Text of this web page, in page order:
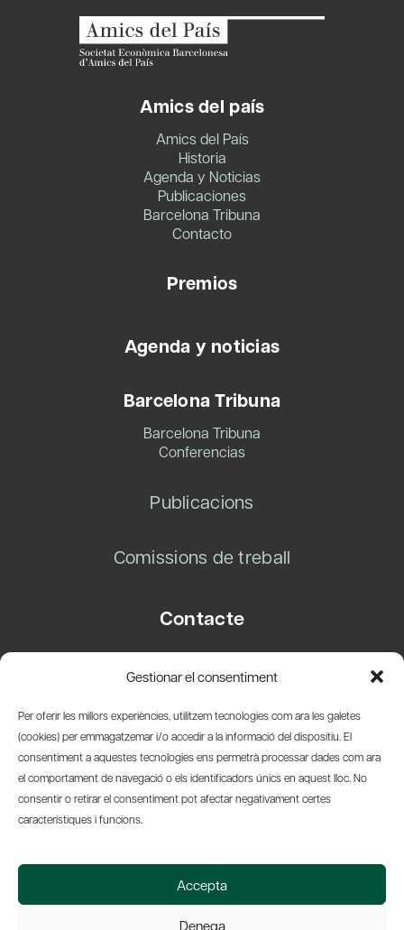
Gestionar el consentiment
Per oferir les millors experiències, utilitzem tecnologies com ara les galetes
(cookies) per emmagatzemar i/o accedir a la informació del dispositiu. El
consentiment a aquestes tecnologies ens permetrà processar dades com ara
el comportament de navegació o els identificadors únics en aquest lloc. No
consentir o retirar el consentiment pot afectar negativament certes
característiques i funcions.
Accepta
Denega
Amics del país
Amics del País
Historia
Agenda y Noticias
Publicaciones
Barcelona Tribuna
Contacto
Premios
Agenda y noticias
Barcelona Tribuna
Barcelona Tribuna
Conferencias
Publicacions
Comissions de treball
Contacte
08003 Barcelona
info@amicsdelpais.com
Suscripció Newsletter
© 2026 Societat Econòmica Barcelonesa d'Amics del País